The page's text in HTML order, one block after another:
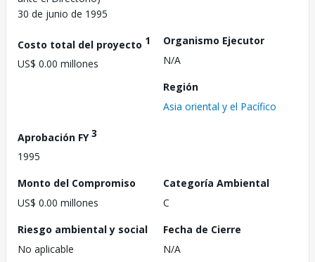
30 de junio de 1995
Costo total del proyecto 1
US$ 0.00 millones
Organismo Ejecutor
N/A
Región
Asia oriental y el Pacífico
Aprobación FY3
1995
Monto del Compromiso
US$ 0.00 millones
Categoría Ambiental
C
Riesgo ambiental y social
No aplicable
Fecha de Cierre
N/A